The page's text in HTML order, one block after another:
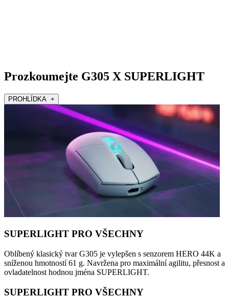
Prozkoumejte G305 X SUPERLIGHT
PROHLÍDKA +
SUPERLIGHT PRO VŠECHNY
Oblíbený klasický tvar G305 je vylepšen s senzorem HERO 44K a
sníženou hmotností 61 g. Navržena pro maximální agilitu, přesnost a
ovladatelnost hodnou jména SUPERLIGHT.
SUPERLIGHT PRO VŠECHNY